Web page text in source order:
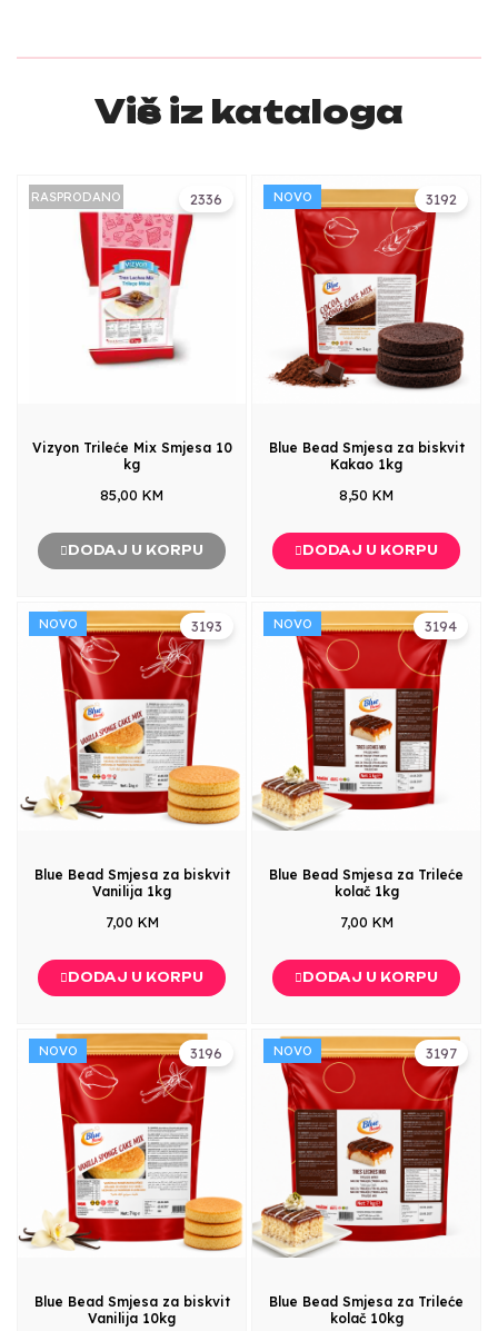
Više iz kataloga
2336
RASPRODANO
Vizyon Trileće Mix Smjesa 10
kg
85,00 KM
DODAJ U KORPU
3192
NOVO
Blue Bead Smjesa za biskvit
Kakao 1kg
8,50 KM
DODAJ U KORPU
3193
NOVO
Blue Bead Smjesa za biskvit
Vanilija 1kg
7,00 KM
DODAJ U KORPU
3194
NOVO
Blue Bead Smjesa za Trileće
kolač 1kg
7,00 KM
DODAJ U KORPU
3196
NOVO
Blue Bead Smjesa za biskvit
Vanilija 10kg
3197
NOVO
Blue Bead Smjesa za Trileće
kolač 10kg